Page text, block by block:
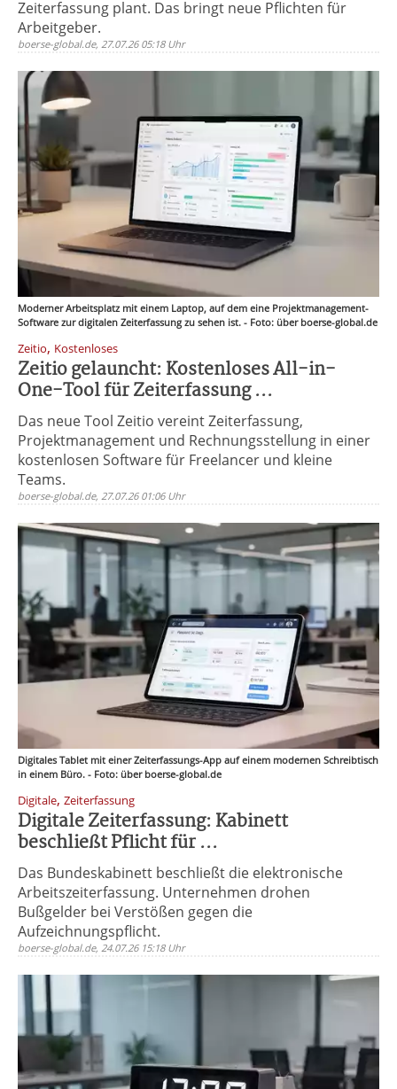
Zeiterfassung plant. Das bringt neue Pflichten für
Arbeitgeber.
boerse-global.de, 27.07.26 05:18 Uhr
Moderner Arbeitsplatz mit einem Laptop, auf dem eine Projektmanagement-
Software zur digitalen Zeiterfassung zu sehen ist. - Foto: über boerse-global.de
Zeitio, Kostenloses
Zeitio gelauncht: Kostenloses All-in-
One-Tool für Zeiterfassung ...
Das neue Tool Zeitio vereint Zeiterfassung,
Projektmanagement und Rechnungsstellung in einer
kostenlosen Software für Freelancer und kleine
Teams.
boerse-global.de, 27.07.26 01:06 Uhr
Digitales Tablet mit einer Zeiterfassungs-App auf einem modernen Schreibtisch
in einem Büro. - Foto: über boerse-global.de
Digitale, Zeiterfassung
Digitale Zeiterfassung: Kabinett
beschließt Pflicht für ...
Das Bundeskabinett beschließt die elektronische
Arbeitszeiterfassung. Unternehmen drohen
Bußgelder bei Verstößen gegen die
Aufzeichnungspflicht.
boerse-global.de, 24.07.26 15:18 Uhr